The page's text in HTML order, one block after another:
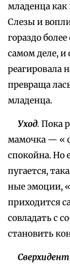
младенца как
Слезы и
гораздо
самом деле,
реагировала
превраща
младенца.
Уход. Пока
мамочка — «
спокойна. Но
пугается,
ные эмоции,
приходится
совладать с
становить